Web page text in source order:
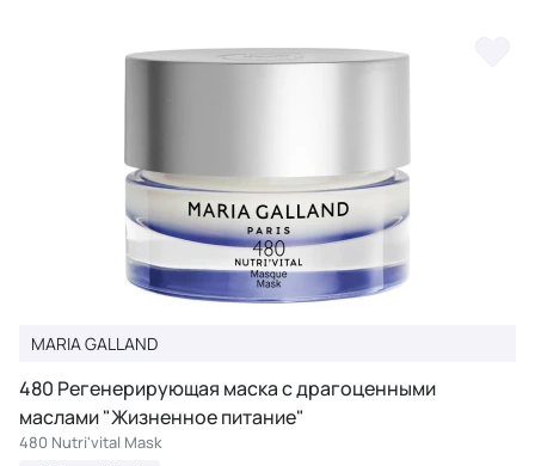
MARIA GALLAND
480 Регенерирующая маска с драгоценными
маслами "Жизненное питание"
480 Nutri'vital Mask